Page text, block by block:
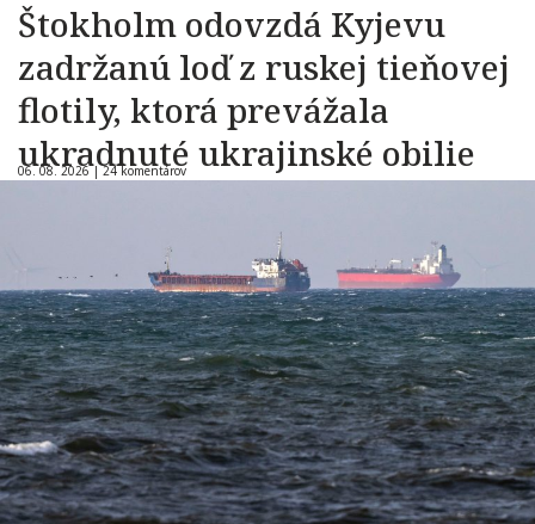
Štokholm odovzdá Kyjevu
zadržanú loď z ruskej tieňovej
flotily, ktorá prevážala
ukradnuté ukrajinské obilie
06. 08. 2026 |24 komentárov